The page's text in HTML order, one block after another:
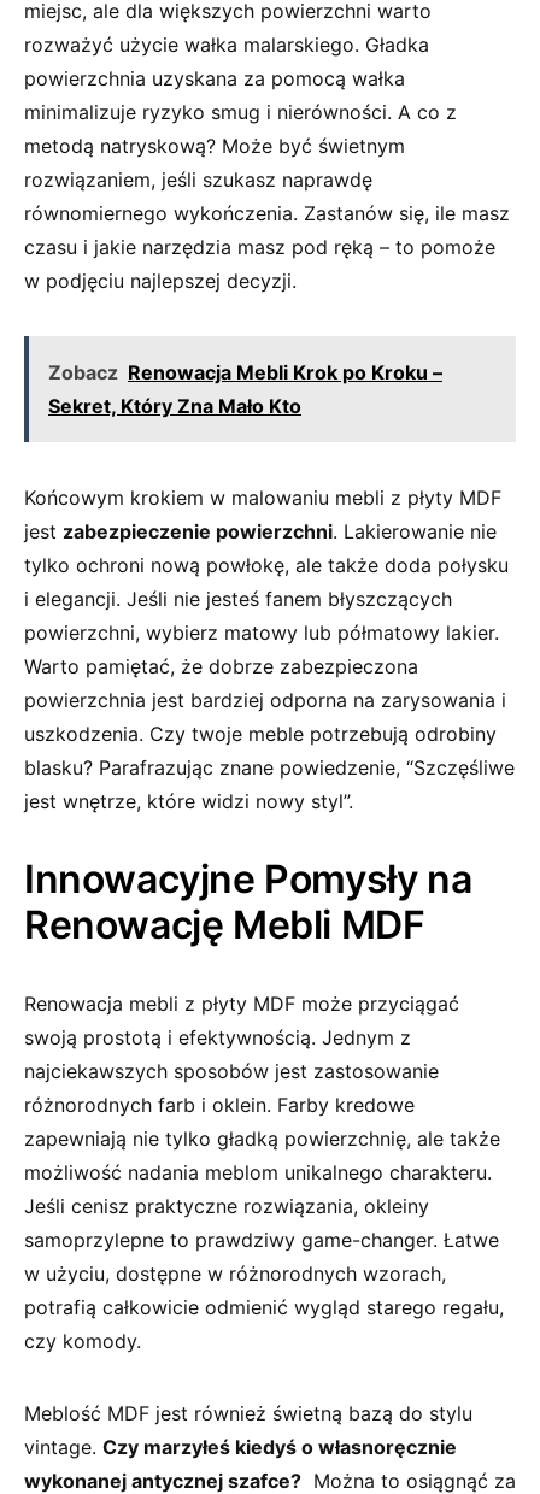
miejsc, ale dla większych powierzchni warto
rozważyć użycie wałka malarskiego. Gładka
⁤powierzchnia uzyskana za pomocą wałka
minimalizuje ryzyko smug ⁢i nierówności. ⁢A co z
metodą natryskową? Może być świetnym
rozwiązaniem, jeśli szukasz naprawdę
równomiernego wykończenia. Zastanów się,⁤ ile masz
⁣czasu i jakie narzędzia masz pod ręką ⁤– to pomoże
w podjęciu najlepszej decyzji.
Zobacz Renowacja Mebli Krok po Kroku –
Sekret, Który Zna Mało Kto
Końcowym krokiem w malowaniu mebli z płyty MDF
jest zabezpieczenie powierzchni. ⁢Lakierowanie ⁣nie
tylko ochroni nową powłokę, ale także⁤ doda połysku
i elegancji. Jeśli nie⁣ jesteś fanem błyszczących
powierzchni, wybierz matowy lub półmatowy lakier.
Warto pamiętać, że dobrze zabezpieczona
‌powierzchnia⁣ jest bardziej ⁤odporna na zarysowania i
‌uszkodzenia. Czy twoje meble potrzebują odrobiny
blasku? Parafrazując znane powiedzenie, “Szczęśliwe
jest wnętrze, które widzi nowy styl”.
Innowacyjne Pomysły na
Renowację Mebli MDF
Renowacja mebli z płyty MDF może⁤ przyciągać
swoją prostotą i efektywnością. Jednym z
najciekawszych sposobów jest ⁤zastosowanie
różnorodnych farb i oklein. Farby kredowe
zapewniają nie tylko gładką powierzchnię, ale także
możliwość ⁣nadania meblom unikalnego charakteru.
Jeśli cenisz praktyczne ⁣rozwiązania, okleiny
samoprzylepne to prawdziwy game-changer. Łatwe
w użyciu, dostępne w różnorodnych wzorach,
potrafią ⁣całkowicie ⁤odmienić wygląd⁣ starego regału,⁢
czy ⁣komody.
Meblość MDF jest również świetną bazą do stylu
vintage. Czy marzyłeś kiedyś o własnoręcznie
wykonanej antycznej szafce? ‌ Można ⁢to osiągnąć⁣ za